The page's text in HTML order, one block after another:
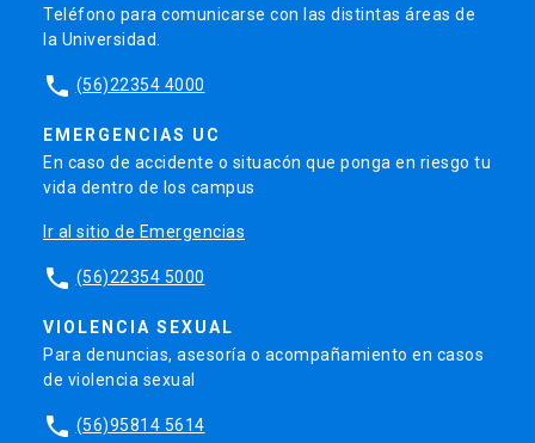
Teléfono para comunicarse con las distintas áreas de
la Universidad.
phone (56)22354 4000
EMERGENCIAS UC
En caso de accidente o situacón que ponga en riesgo tu
vida dentro de los campus
Ir al sitio de Emergencias
phone (56)22354 5000
VIOLENCIA SEXUAL
Para denuncias, asesoría o acompañamiento en casos
de violencia sexual
phone (56)95814 5614